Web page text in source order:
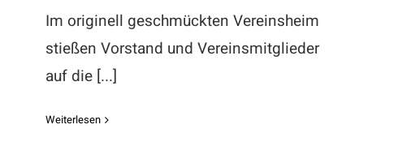
Im originell geschmückten Vereinsheim
stießen Vorstand und Vereinsmitglieder
auf die [...]
Weiterlesen